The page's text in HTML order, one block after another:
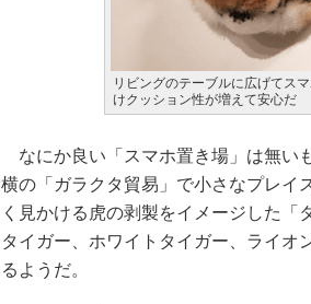
リビングのテーブルに広げてス
けクッション性が増えて安心だ
なにか良い「スマホ置き場」は無い
横の「ガラクタ貿易」で小さなプレイ
く見かける虎の剥製をイメージした「
タイガー、ホワイトタイガー、ライオ
るようだ。